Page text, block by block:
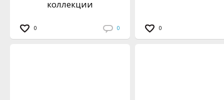
0 0
коллекции
0